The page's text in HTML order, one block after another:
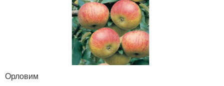
Орловим